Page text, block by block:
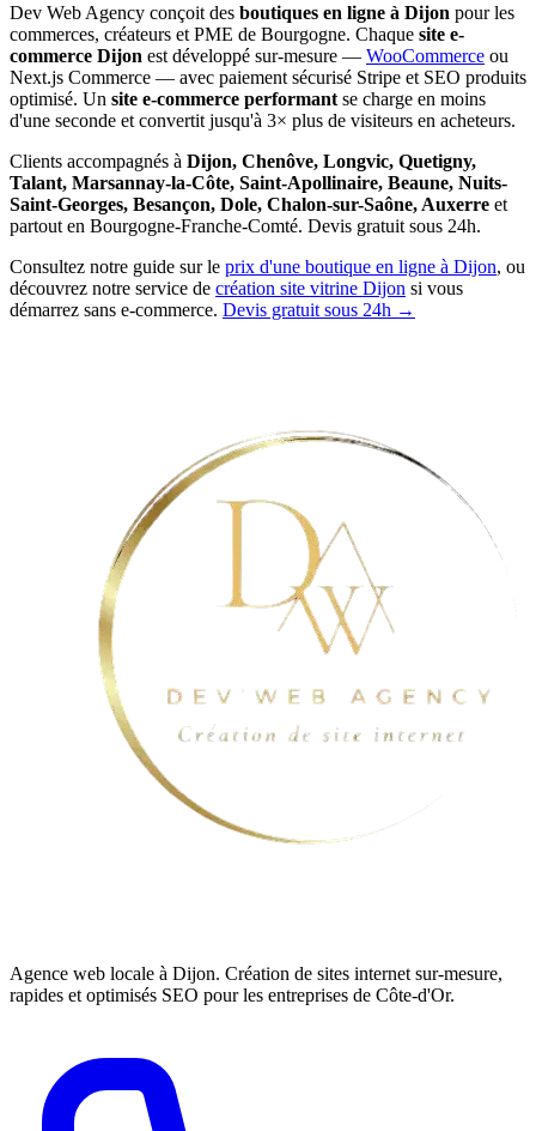
Dev Web Agency conçoit des boutiques en ligne à Dijon pour les
commerces, créateurs et PME de Bourgogne. Chaque site e-
commerce Dijon est développé sur-mesure — WooCommerce ou
Next.js Commerce — avec paiement sécurisé Stripe et SEO produits
optimisé. Un site e-commerce performant se charge en moins
d'une seconde et convertit jusqu'à 3× plus de visiteurs en acheteurs.
Clients accompagnés à Dijon, Chenôve, Longvic, Quetigny,
Talant, Marsannay-la-Côte, Saint-Apollinaire, Beaune, Nuits-
Saint-Georges, Besançon, Dole, Chalon-sur-Saône, Auxerre et
partout en Bourgogne-Franche-Comté. Devis gratuit sous 24h.
Consultez notre guide sur le prix d'une boutique en ligne à Dijon, ou
découvrez notre service de création site vitrine Dijon si vous
démarrez sans e-commerce. Devis gratuit sous 24h →
Agence web locale à Dijon. Création de sites internet sur-mesure,
rapides et optimisés SEO pour les entreprises de Côte-d'Or.